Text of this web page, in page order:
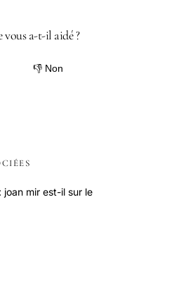
vous a-t-il aidé ?
👎 Non
mir est-il sur le